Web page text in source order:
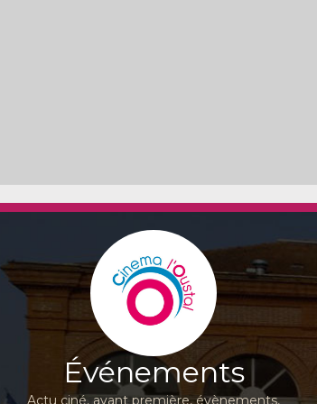
Événements
Actu ciné, avant première, évènements,